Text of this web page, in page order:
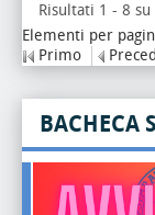
Risultati 1 - 8 su
Elementi per
Primo
BACHECA